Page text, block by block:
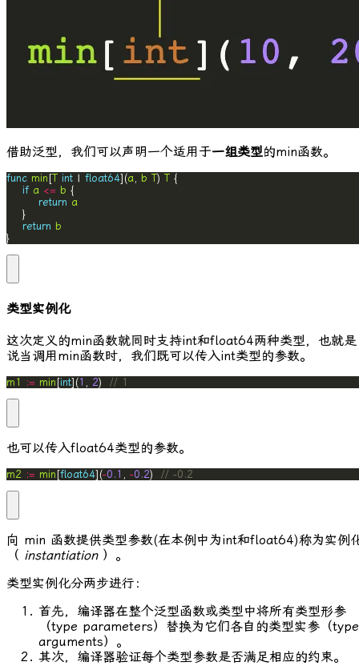
借助泛型，我们可以声明一个适用于一组类型的min函数。
func min [T int | float64](a, b T) T
if a <= b
return a
return b
}
类型实例化
这次定义的min函数就同时支持int和float64两种类型，也就是
说当调用min函数时，我们既可以传入int类型的参数。
m1 := min [int](1 2) // 1
也可以传入float64类型的参数。
m2 := min [float64](-0.1 -0.2) // -0.2
向 min 函数提供类型参数(在本例中为int和float64)称为实例
（ instantiation）。
类型实例化分两步进行：
首先，编译器在整个泛型函数或类型中将所有类型形参
（type parameters）替换为它们各自的类型实参（type
arguments）。
其次，编译器验证每个类型参数是否满足相应的约束。